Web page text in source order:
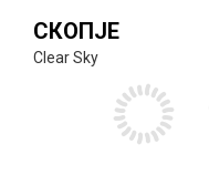
СКОПЈЕ
Clear Sky